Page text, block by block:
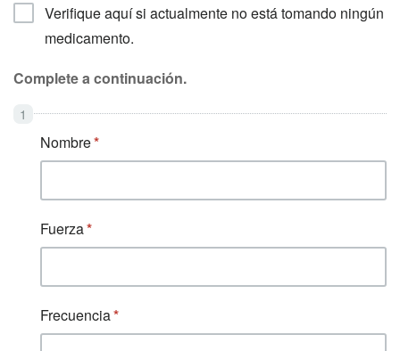
Verifique aquí si actualmente no está tomando ningún
medicamento.
Complete a continuación.
Nombre
Fuerza
Frecuencia